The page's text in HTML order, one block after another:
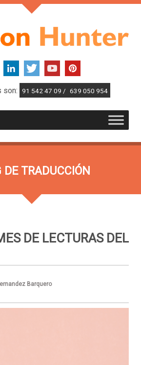
son: 91 542 47 09 / 639 050 954
DE TRADUCCIÓN
DE LECTURAS DEL
Barquero